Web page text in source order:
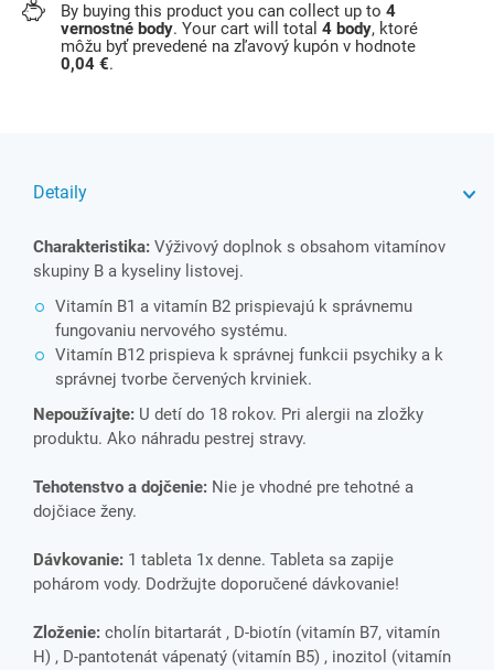
By buying this product you can collect up to 4
vernostné body. Your cart will total 4 body, ktoré
môžu byť prevedené na zľavový kupón v hodnote
0,04 €.
Detaily
Charakteristika: Výživový doplnok s obsahom vitamínov
skupiny B a kyseliny listovej.
Vitamín B1 a vitamín B2 prispievajú k správnemu
fungovaniu nervového systému.
Vitamín B12 prispieva k správnej funkcii psychiky a k
správnej tvorbe červených krviniek.
Nepoužívajte: U detí do 18 rokov. Pri alergii na zložky
produktu. Ako náhradu pestrej stravy.
Tehotenstvo a dojčenie: Nie je vhodné pre tehotné a
dojčiace ženy.
Dávkovanie: 1 tableta 1x denne. Tableta sa zapije
pohárom vody. Dodržujte doporučené dávkovanie!
Zloženie: cholín bitartarát , D-biotín (vitamín B7, vitamín
H) , D-pantotenát vápenatý (vitamín B5) , inozitol (vitamín